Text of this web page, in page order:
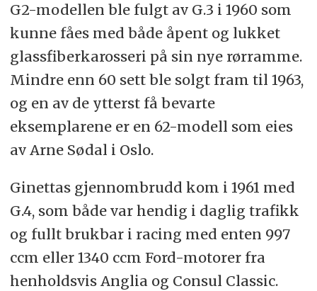
G2-modellen ble fulgt av G.3 i 1960 som
kunne fåes med både åpent og lukket
glassfiberkarosseri på sin nye rørramme.
Mindre enn 60 sett ble solgt fram til 1963,
og en av de ytterst få bevarte
eksemplarene er en 62-modell som eies
av Arne Sødal i Oslo.
Ginettas gjennombrudd kom i 1961 med
G.4, som både var hendig i daglig trafikk
og fullt brukbar i racing med enten 997
ccm eller 1340 ccm Ford-motorer fra
henholdsvis Anglia og Consul Classic.